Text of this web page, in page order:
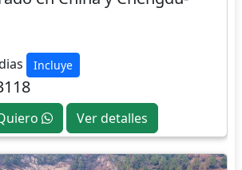
Incluye
Ver detalles